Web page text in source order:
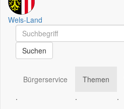
Wels-Land
Schnellsuche
Schnellsuche
Suchen
Bürgerservice
.
Themen
.
.